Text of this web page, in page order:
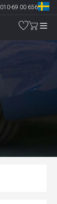
010-69 00 656